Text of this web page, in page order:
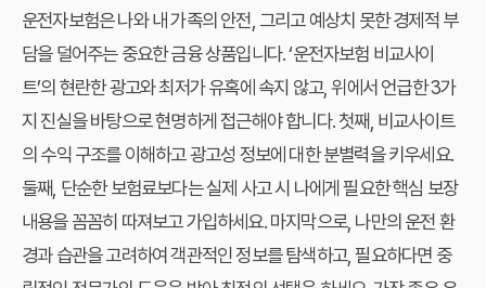
운전자보험은 나와 내 가족의 안전, 그리고 예상치 못한 경제적 부
담을 덜어주는 중요한 금융 상품입니다. ‘운전자보험 비교사이
트’의 현란한 광고와 최저가 유혹에 속지 않고, 위에서 언급한 3가
지 진실을 바탕으로 현명하게 접근해야 합니다. 첫째, 비교사이트
의 수익 구조를 이해하고 광고성 정보에 대한 분별력을 키우세요.
둘째, 단순한 보험료보다는 실제 사고 시 나에게 필요한 핵심 보장
내용을 꼼꼼히 따져보고 가입하세요. 마지막으로, 나만의 운전 환
경과 습관을 고려하여 객관적인 정보를 탐색하고, 필요하다면 중